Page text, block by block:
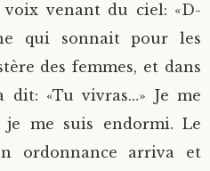
voix venant du ciel: «D-
qui sonnait pour les
des femmes, et dans
dit: «Tu vivras…» Je me
me suis endormi. Le
ordonnance arriva et